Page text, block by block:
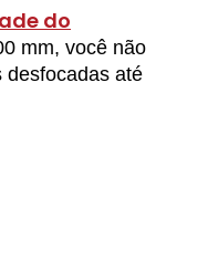
do
mm, você não
desfocadas até